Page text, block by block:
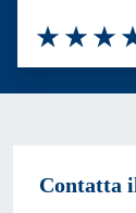
Valuta 2
Valuta 1
Contatta